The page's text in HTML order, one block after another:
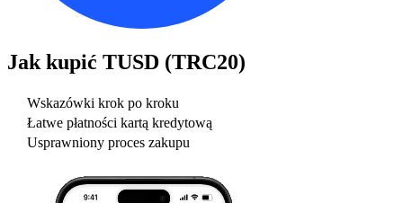
Jak kupić TUSD (TRC20)
Wskazówki krok po kroku
Łatwe płatności kartą kredytową
Usprawniony proces zakupu